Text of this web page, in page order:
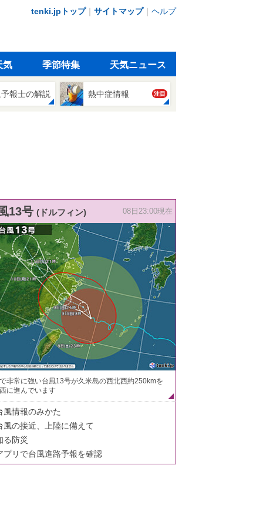
tenki.jpトップ｜ サイトマップ｜ ヘルプ
気 季節特集 天気ニュース
報士の解説 熱中症情報 注目
13号 (ドルフィン) 08日23:00現在
非常に強い台風13号が久米島の西北西約250kmを
に進んでいます
風情報のみかた
風の接近、上陸に備えて
る防災
プリで台風進路予報を確認